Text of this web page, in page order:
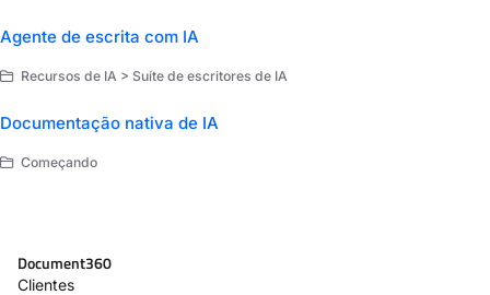
Agente de escrita com IA
Recursos de IA > Suíte de escritores de IA
Documentação nativa de IA
Começando
Document360
Clientes